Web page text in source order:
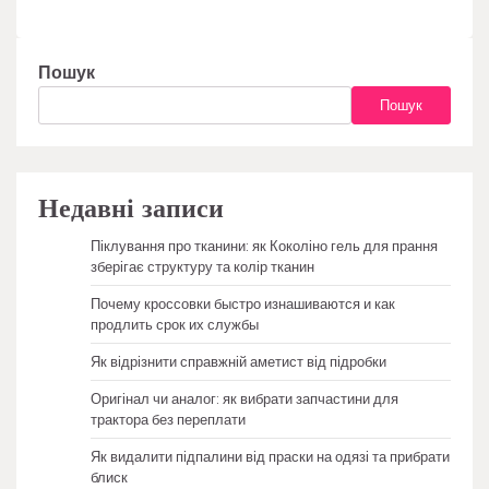
Пошук
Пошук
Недавні записи
Піклування про тканини: як Коколіно гель для прання
зберігає структуру та колір тканин
Почему кроссовки быстро изнашиваются и как
продлить срок их службы
Як відрізнити справжній аметист від підробки
Оригінал чи аналог: як вибрати запчастини для
трактора без переплати
Як видалити підпалини від праски на одязі та прибрати
блиск